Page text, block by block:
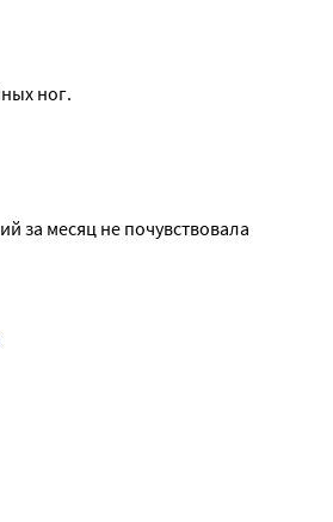
ног.
за месяц не почувствовала